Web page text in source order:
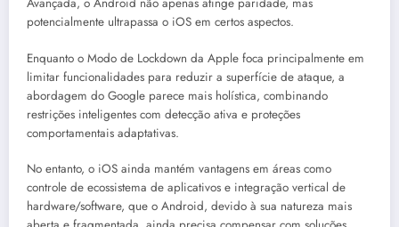
Avançada, o Android não apenas atinge paridade, mas
potencialmente ultrapassa o iOS em certos aspectos.
Enquanto o Modo de Lockdown da Apple foca principalmente em
limitar funcionalidades para reduzir a superfície de ataque, a
abordagem do Google parece mais holística, combinando
restrições inteligentes com detecção ativa e proteções
comportamentais adaptativas.
No entanto, o iOS ainda mantém vantagens em áreas como
controle de ecossistema de aplicativos e integração vertical de
hardware/software, que o Android, devido à sua natureza mais